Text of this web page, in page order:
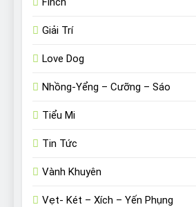
Giải Trí
Love Dog
Nhồng-Yểng – Cưỡng – Sáo
Tiểu Mi
Tin Tức
Vành Khuyên
Vẹt- Két – Xích – Yến Phụng